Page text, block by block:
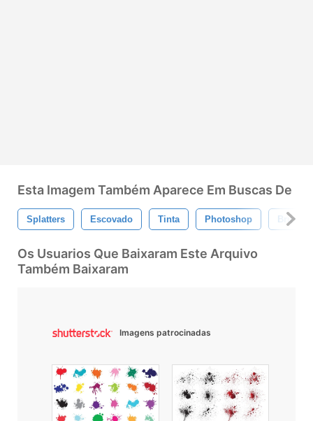
Esta Imagem Também Aparece Em Buscas De
Splatters Escovado Tinta Photoshop
Os Usuarios Que Baixaram Este Arquivo
Também Baixaram
Imagens patrocinadas